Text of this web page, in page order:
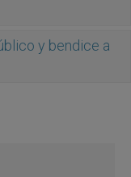
y bendice a